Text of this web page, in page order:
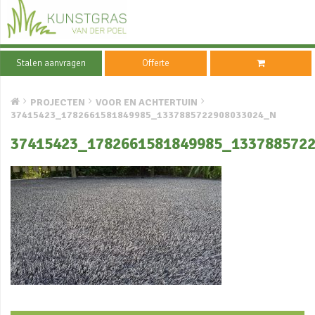
Stalen aanvragen Offerte
PROJECTEN
VOOR EN ACHTERTUIN
37415423_1782661581849985_1337885722908033024_N